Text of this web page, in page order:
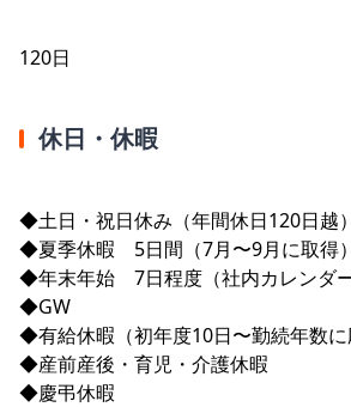
120日
休日・休暇
◆土日・祝日休み（年間休日120日越）
◆夏季休暇 5日間（7月〜9月に取得）
◆年末年始 7日程度（社内カレンダー
◆GW
◆有給休暇（初年度10日〜勤続年数に
◆産前産後・育児・介護休暇
◆慶弔休暇